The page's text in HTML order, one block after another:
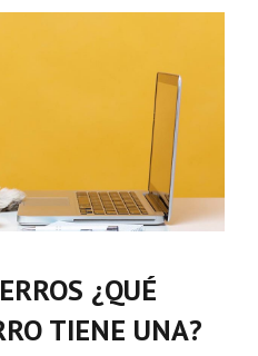
¿QUÉ
TIENE UNA?